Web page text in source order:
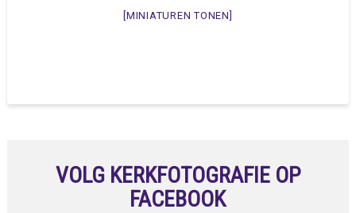
[MINIATUREN TONEN]
VOLG KERKFOTOGRAFIE OP
FACEBOOK